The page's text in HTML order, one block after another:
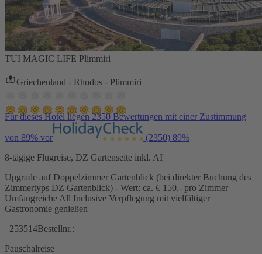
TUI MAGIC LIFE Plimmiri
Griechenland - Rhodos - Plimmiri
Für dieses Hotel liegen 2350 Bewertungen mit einer Zustimmung
von 89% vor (2350) 89%
8-tägige Flugreise, DZ Gartenseite inkl. AI
Upgrade auf Doppelzimmer Gartenblick (bei direkter Buchung des
Zimmertyps DZ Gartenblick) - Wert: ca. € 150,- pro Zimmer
Umfangreiche All Inclusive Verpflegung mit vielfältiger
Gastronomie genießen
253514Bestellnr.:
Pauschalreise